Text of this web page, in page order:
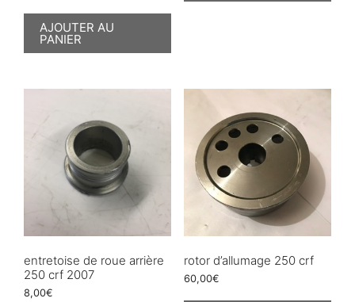
AJOUTER AU
PANIER
entretoise de roue arrière
250 crf 2007
8,00€
rotor d’allumage 250 crf
60,00€